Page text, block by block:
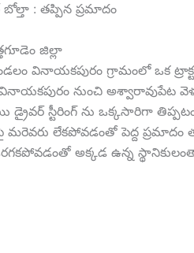
బోల్తా : తప్పిన ప్రమాదం
జిల్లా
వినాయకపురం గ్రామంలో ఒక
నుంచి అశ్వారావుపేట
స్టీరింగ్ ను ఒక్కసారిగా
మరెవరు లేకపోవడంతో పెద్ద
అక్కడ ఉన్న